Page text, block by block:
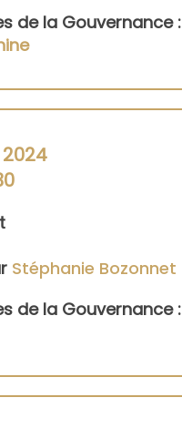
de la Gouvernance :
Stéphanie Bozonnet
de la Gouvernance :